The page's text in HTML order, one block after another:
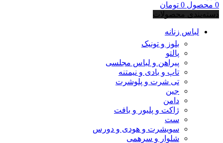
0 محصول 0 تومان
دسته‌بندی محصولات
لباس زنانه
بلوز و تونیک
پالتو
پیراهن و لباس مجلسی
تاپ و بادی و نیمتنه
تی شرت و پلوشرت
جین
دامن
ژاکت و پلیور و بافت
ست
سویشرت و هودی و دورس
شلوار و سرهمی